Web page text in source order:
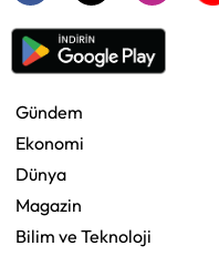
Gündem
Ekonomi
Dünya
Magazin
Bilim ve Teknoloji